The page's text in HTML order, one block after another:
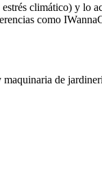
climático) y lo
como
de